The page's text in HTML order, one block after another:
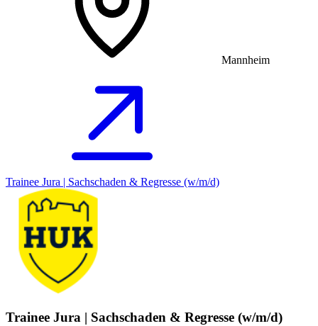
Mannheim
Trainee Jura | Sachschaden & Regresse (w/m/d)
Trainee Jura | Sachschaden & Regresse (w/m/d)